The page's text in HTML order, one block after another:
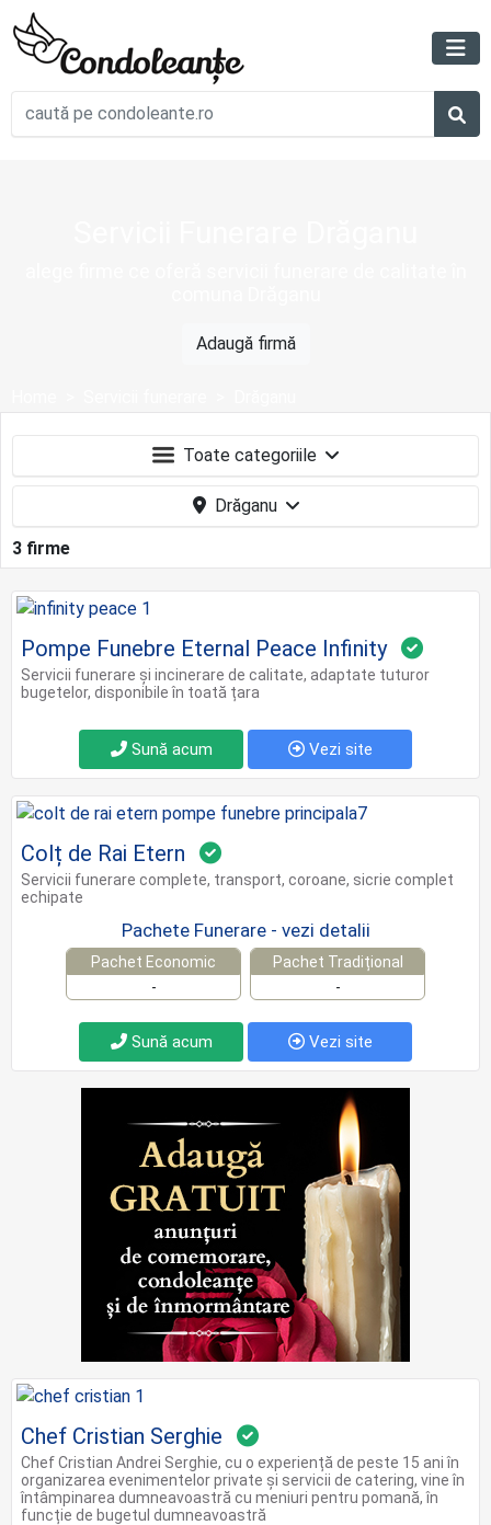
Adaugă firmă
3 firme
Pompe Funebre Eternal Peace Infinity
Servicii funerare și incinerare de calitate, adaptate tuturor
bugetelor, disponibile în toată țara
Sună acum Vezi site
Colț de Rai Etern
Servicii funerare complete, transport, coroane, sicrie complet
echipate
Pachete Funerare - vezi detalii
Pachet Economic
-
Pachet Tradițional
-
Sună acum Vezi site
Chef Cristian Serghie
Chef Cristian Andrei Serghie, cu o experiență de peste 15 ani în
organizarea evenimentelor private și servicii de catering, vine în
întâmpinarea dumneavoastră cu meniuri pentru pomană, în
funcție de bugetul dumneavoastră